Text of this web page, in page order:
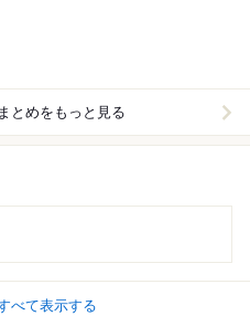
とめをもっと見る
べて表示する